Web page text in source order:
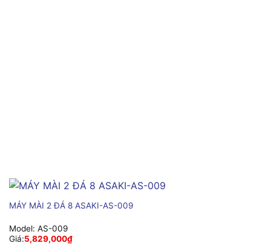
MÁY MÀI 2 ĐÁ 8 ASAKI-AS-009
Model: AS-009
Giá:5,829,000₫